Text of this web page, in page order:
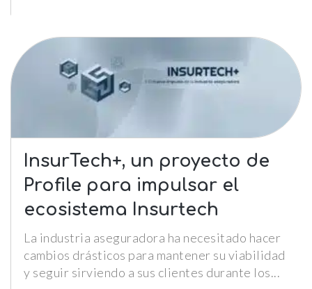
InsurTech+, un proyecto de
Profile para impulsar el
ecosistema Insurtech
La industria aseguradora ha necesitado hacer
cambios drásticos para mantener su viabilidad
y seguir sirviendo a sus clientes durante los